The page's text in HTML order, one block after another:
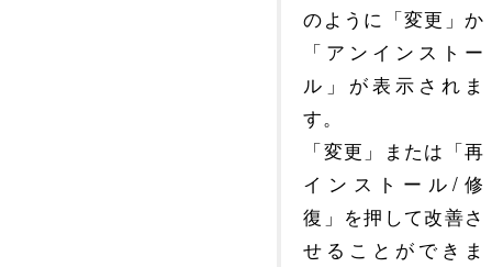
のように「変更」か
「アンインストー
ル」が表示されま
す。
「変更」または「再
インストール/修
復」を押して改善さ
せることができま